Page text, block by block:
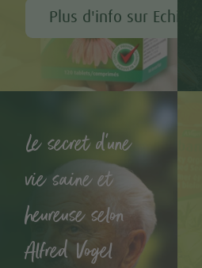
Plus d'info sur
Le secret d'une
vie saine et
heureuse selon
Alfred Vogel